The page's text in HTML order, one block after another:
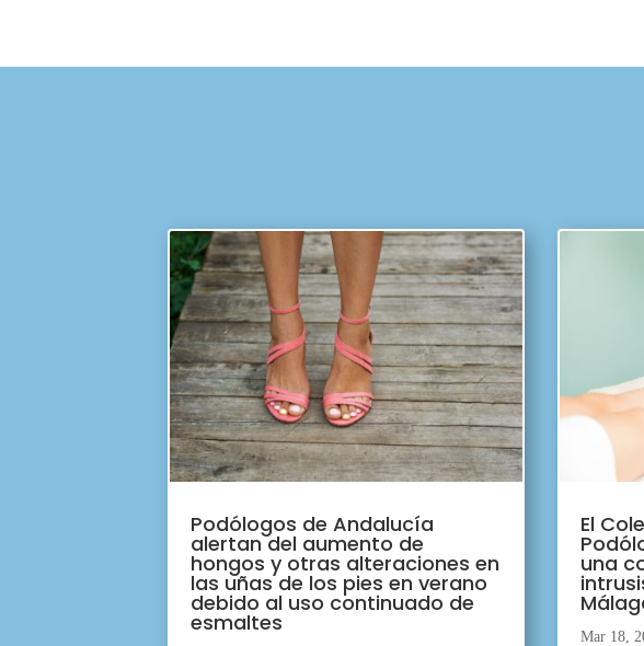
Podólogos de Andalucía
alertan del aumento de
hongos y otras alteraciones en
las uñas de los pies en verano
debido al uso continuado de
esmaltes
El
una
Mar 18,